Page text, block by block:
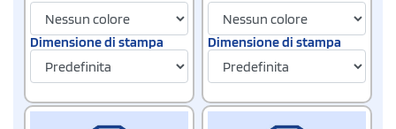
Dimensione di stampa Dimensione di stampa